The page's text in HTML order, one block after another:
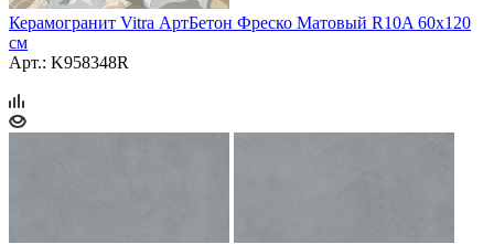
Керамогранит Vitra АртБетон Фреско Матовый R10A 60x120
см
Арт.: K958348R